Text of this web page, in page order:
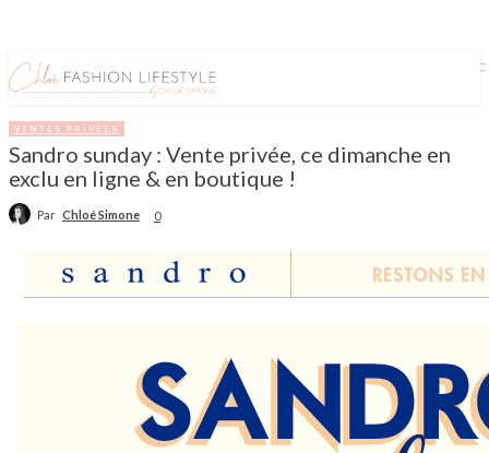
VENTES PRIVÉES
Sandro sunday : Vente privée, ce dimanche en
exclu en ligne & en boutique !
Par Chloé Simone 0